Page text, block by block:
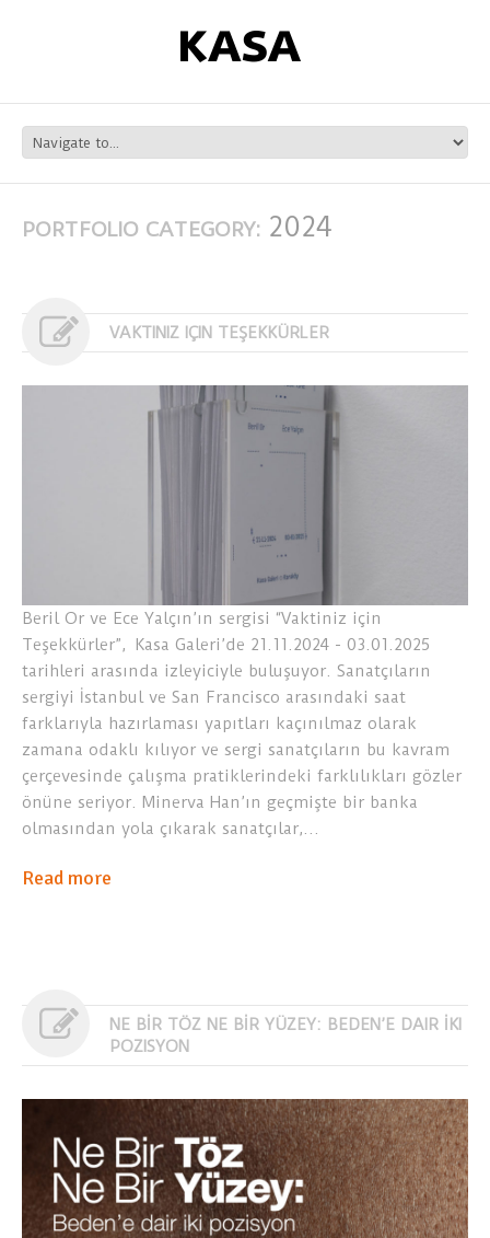
PORTFOLIO CATEGORY: 2024
VAKTINIZ IÇIN TEŞEKKÜRLER
Beril Or ve Ece Yalçın’ın sergisi “Vaktiniz için
Teşekkürler”, Kasa Galeri’de 21.11.2024 - 03.01.2025
tarihleri arasında izleyiciyle buluşuyor. Sanatçıların
sergiyi İstanbul ve San Francisco arasındaki saat
farklarıyla hazırlaması yapıtları kaçınılmaz olarak
zamana odaklı kılıyor ve sergi sanatçıların bu kavram
çerçevesinde çalışma pratiklerindeki farklılıkları gözler
önüne seriyor. Minerva Han’ın geçmişte bir banka
olmasından yola çıkarak sanatçılar,…
Read more
NE BİR TÖZ NE BİR YÜZEY: BEDEN’E DAIR İKI
POZISYON